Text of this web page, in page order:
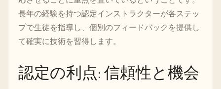
長年の経験を持つ認定インストラクターが各ステッ
プで生徒を指導し、個別のフィードバックを提供し
て確実に技術を習得します。
認定の利点: 信頼性と機会